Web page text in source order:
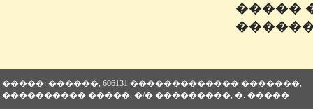
�����
�����: ������, 606131 ������������� �������,
���������� �����, �/� ���������, �. �����